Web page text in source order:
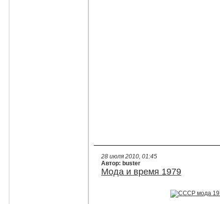
28 июля 2010, 01:45
Автор: buster
Мода и время 1979